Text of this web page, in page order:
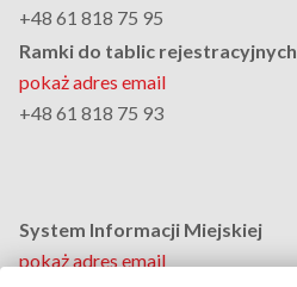
+48 61 818 75 95
Ramki do tablic rejestracyjnych
pokaż adres email
+48 61 818 75 93
System Informacji Miejskiej
pokaż adres email